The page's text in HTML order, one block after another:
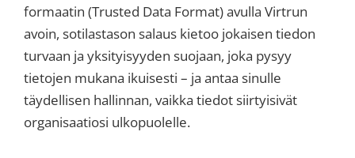
formaatin (Trusted Data Format) avulla Virtrun
avoin, sotilastason salaus kietoo jokaisen tiedon
turvaan ja yksityisyyden suojaan, joka pysyy
tietojen mukana ikuisesti – ja antaa sinulle
täydellisen hallinnan, vaikka tiedot siirtyisivät
organisaatiosi ulkopuolelle.